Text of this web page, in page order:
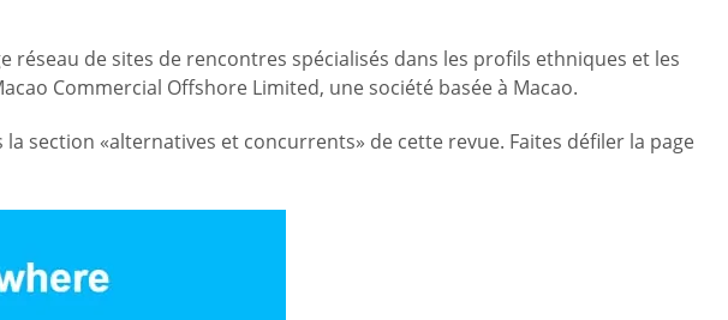
de sites de rencontres spécialisés dans les profils ethniques et les
Commercial Offshore Limited, une société basée à Macao.
section «alternatives et concurrents» de cette revue. Faites défiler la page